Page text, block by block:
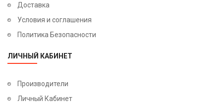
Доставка
Условия и соглашения
Политика Безопасности
ЛИЧНЫЙ КАБИНЕТ
Производители
Личный Кабинет